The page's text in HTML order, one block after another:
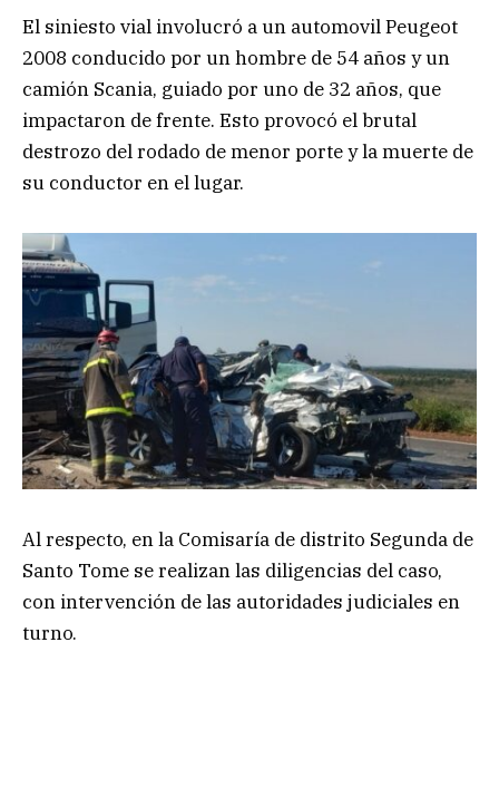
El siniesto vial involucró a un automovil Peugeot
2008 conducido por un hombre de 54 años y un
camión Scania, guiado por uno de 32 años, que
impactaron de frente. Esto provocó el brutal
destrozo del rodado de menor porte y la muerte de
su conductor en el lugar.
Al respecto, en la Comisaría de distrito Segunda de
Santo Tome se realizan las diligencias del caso,
con intervención de las autoridades judiciales en
turno.